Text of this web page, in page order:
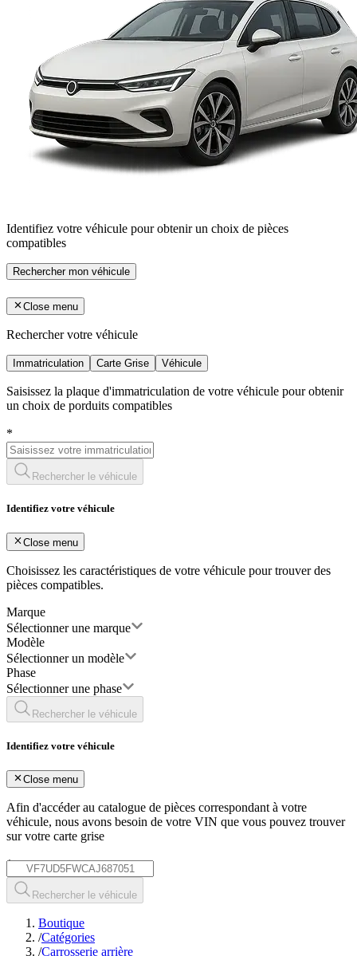
Identifiez votre véhicule pour obtenir un choix de pièces
compatibles
Rechercher mon véhicule
Close menu
Rechercher votre véhicule
Immatriculation Carte Grise Véhicule
Saisissez la plaque d'immatriculation de votre véhicule pour obtenir
un choix de porduits compatibles
*
Rechercher le véhicule
Identifiez votre véhicule
Close menu
Choisissez les caractéristiques de votre véhicule pour trouver des
pièces compatibles.
Marque
Sélectionner une marque
Modèle
Sélectionner un modèle
Phase
Sélectionner une phase
Rechercher le véhicule
Identifiez votre véhicule
Close menu
Afin d'accéder au catalogue de pièces correspondant à votre
véhicule, nous avons besoin de votre VIN que vous pouvez trouver
sur votre carte grise
*
Rechercher le véhicule
Boutique
/Catégories
/Carrosserie arrière